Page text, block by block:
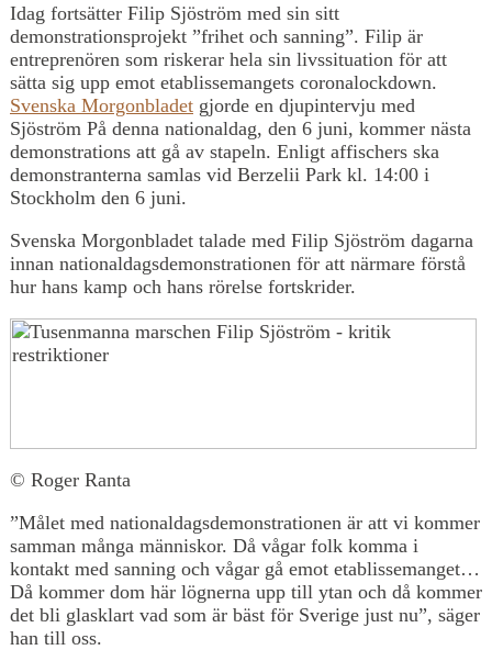
Idag fortsätter Filip Sjöström med sin sitt
demonstrationsprojekt ”frihet och sanning”. Filip är
entreprenören som riskerar hela sin livssituation för att
sätta sig upp emot etablissemangets coronalockdown.
Svenska Morgonbladet gjorde en djupintervju med
Sjöström På denna nationaldag, den 6 juni, kommer nästa
demonstrations att gå av stapeln. Enligt affischers ska
demonstranterna samlas vid Berzelii Park kl. 14:00 i
Stockholm den 6 juni.
Svenska Morgonbladet talade med Filip Sjöström dagarna
innan nationaldagsdemonstrationen för att närmare förstå
hur hans kamp och hans rörelse fortskrider.
© Roger Ranta
”Målet med nationaldagsdemonstrationen är att vi kommer
samman många människor. Då vågar folk komma i
kontakt med sanning och vågar gå emot etablissemanget…
Då kommer dom här lögnerna upp till ytan och då kommer
det bli glasklart vad som är bäst för Sverige just nu”, säger
han till oss.